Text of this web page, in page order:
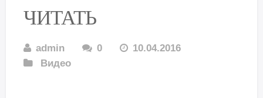
ЧИТАТЬ
admin 0
10.04.2016
Видео